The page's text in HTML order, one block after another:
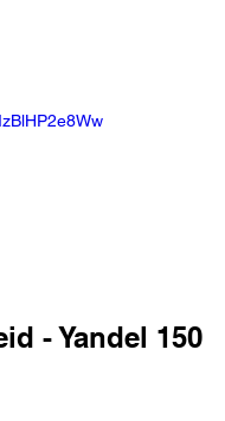
- Yandel 150